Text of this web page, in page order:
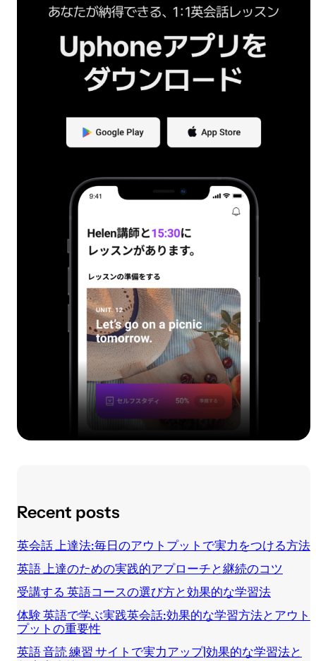
Recent posts
英会話 上達法:毎日のアウトプットで実力をつける方法
英語 上達のための実践的アプローチと継続のコツ
受講する 英語コースの選び方と効果的な学習法
体験 英語で学ぶ実践英会話:効果的な学習方法とアウト
プットの重要性
英語 音読 練習 サイトで実力アップ|効果的な学習法と